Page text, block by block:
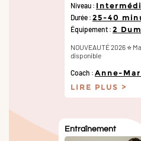
Niveau :
Durée : 25-40
Équipement : 2
NOUVEAUTÉ 2026 ⭐️
disponible
Coach : Anne-
LIRE PLUS
Entraînement